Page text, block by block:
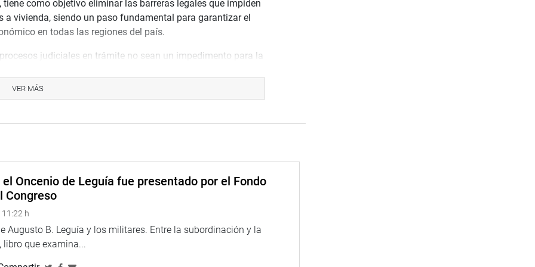
como objetivo eliminar las barreras legales que impiden
vivienda, siendo un paso fundamental para garantizar el
en todas las regiones del país.
judiciales en trámite no sean un impedimento para la
regionales suscriban convenios para financiar
miles de familias peruanas. En Tacna, por ejemplo, se
5187 lotes, todos afectados por procesos judiciales que
oportunidad histórica para miles de familias peruanas,
y contribuyendo al desarrollo económico y social del
por Tacna y el Perú en beneficio de más peruanos y
VER MÁS
Oncenio de Leguía fue presentado por el Fondo
Congreso
h
Augusto B. Leguía y los militares. Entre la subordinación y la
libro que examina...